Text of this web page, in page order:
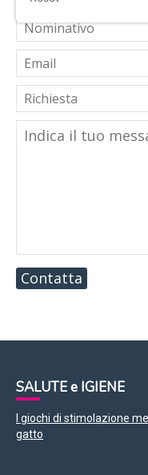
Contatta
SALUTE e IGIENE
I giochi di stimolazione
gatto